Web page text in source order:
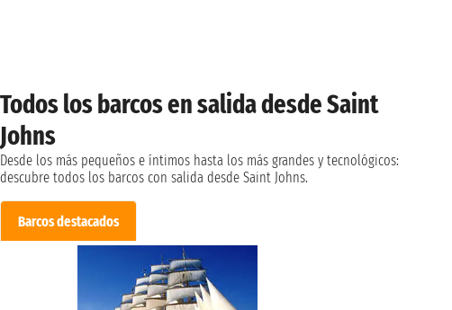
Todos los barcos en salida desde Saint
Johns
Desde los más pequeños e íntimos hasta los más grandes y tecnológicos:
descubre todos los barcos con salida desde Saint Johns.
Barcos destacados